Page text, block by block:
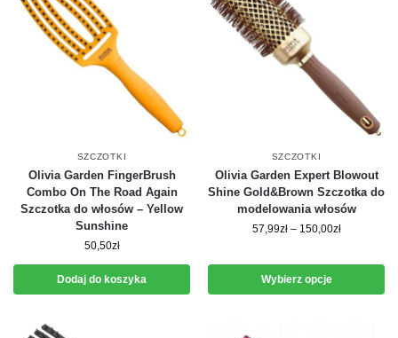
SZCZOTKI
Olivia Garden FingerBrush
Combo On The Road Again
Szczotka do włosów – Yellow
Sunshine
50,50zł
Dodaj do koszyka
SZCZOTKI
Olivia Garden Expert Blowout
Shine Gold&Brown Szczotka do
modelowania włosów
57,99zł – 150,00zł
Wybierz opcje